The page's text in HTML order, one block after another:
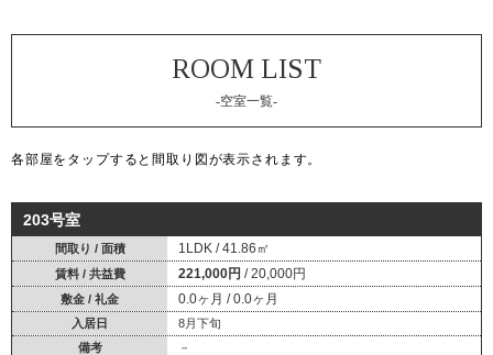
-空室一覧-
各部屋を タップすると間取り図が表示されます。
203号室
間取り / 面積 1LDK 41.86㎡
賃料 / 共益費 221,000円 20,000円
敷金 / 礼金 0.0ヶ月 0.0ヶ月
入居日
8月下旬
備考
－